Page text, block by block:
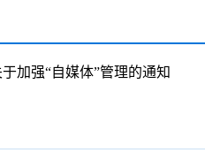
加强“自媒体”管理的通知